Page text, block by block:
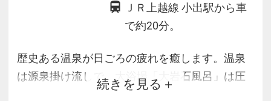
ＪＲ上越線 小出駅から車
で約20分。
歴史ある温泉が日ごろの疲れを癒します。温泉
は源泉掛け流しで、大浴場「大岩石風呂」は圧
巻の迫力！冬季は雪見露天もお楽しみいただけ
続きを見る